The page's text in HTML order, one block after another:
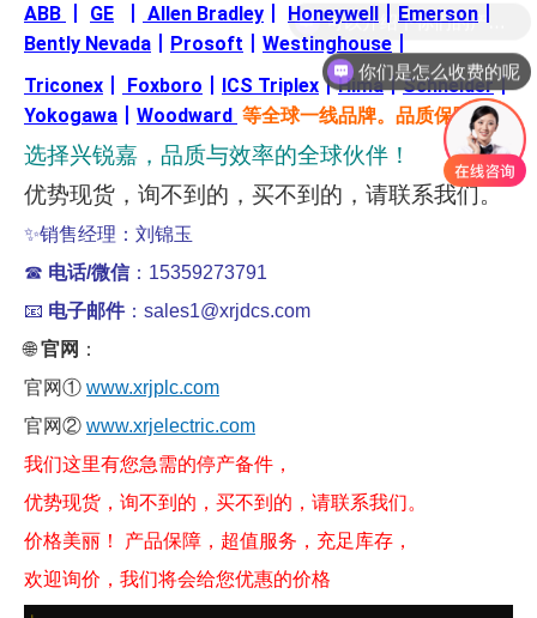
ABB GE Allen Bradley Honeywell Emerson
Bently Nevada
Prosoft Westinghouse
Triconex
Foxboro ICS Triplex丨Hima丨Schneider丨
Yokogawa
Woodward 等全球一线品牌。品质保障
选择兴锐嘉，品质与效率的全球伙伴！
优势现货，询不到的，买不到的，请联系我们。
✨销售经理：刘锦玉
☎ 电话/微信：15359273791
📧 电子邮件：sales1@xrjdcs.com
🌐官网 ：
官网① www.xrjplc.com
官网② www.xrjelectric.com
我们这里有您急需的停产备件，
优势现货，询不到的，买不到的，请联系我们。
价格美丽！ 产品保障，超值服务，充足库存，
欢迎询价，我们将会给您优惠的价格
你们是怎么收费的呢